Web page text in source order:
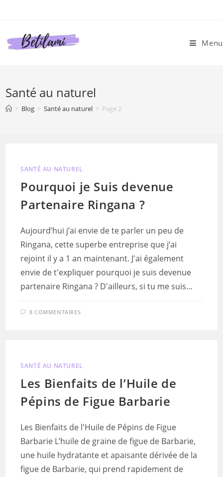
Menu
Santé au naturel
> Blog > Santé au naturel > Page 2
SANTÉ AU NATUREL
Pourquoi je Suis devenue
Partenaire Ringana ?
Aujourd’hui j’ai envie de te parler un peu de
Ringana, cette superbe entreprise que j’ai
rejoint il y a 1 an maintenant. J'ai également
envie de t'expliquer pourquoi je suis devenue
partenaire Ringana ? D'ailleurs, si tu me suis…
8 COMMENTAIRES
SANTÉ AU NATUREL
Les Bienfaits de l’Huile de
Pépins de Figue Barbarie
Les Bienfaits de l'Huile de Pépins de Figue
Barbarie L’huile de graine de figue de Barbarie,
une huile hydratante et apaisante dérivée de la
figue de Barbarie, qui prend rapidement de